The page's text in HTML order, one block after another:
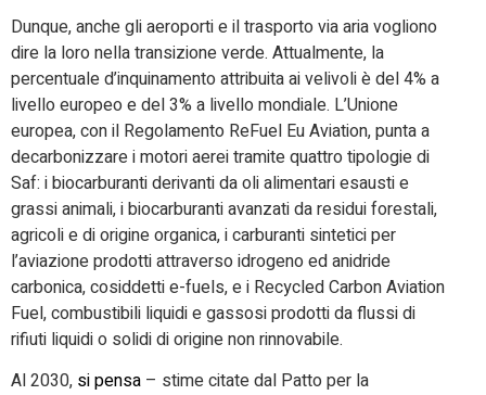
Dunque, anche gli aeroporti e il trasporto via aria vogliono
dire la loro nella transizione verde. Attualmente, la
percentuale d’inquinamento attribuita ai velivoli è del 4% a
livello europeo e del 3% a livello mondiale. L’Unione
europea, con il Regolamento ReFuel Eu Aviation, punta a
decarbonizzare i motori aerei tramite quattro tipologie di
Saf: i biocarburanti derivanti da oli alimentari esausti e
grassi animali, i biocarburanti avanzati da residui forestali,
agricoli e di origine organica, i carburanti sintetici per
l’aviazione prodotti attraverso idrogeno ed anidride
carbonica, cosiddetti e-fuels, e i Recycled Carbon Aviation
Fuel, combustibili liquidi e gassosi prodotti da flussi di
rifiuti liquidi o solidi di origine non rinnovabile.
Al 2030, si pensa – stime citate dal Patto per la